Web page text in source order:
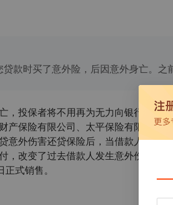
款时买了意外险，后因意外身亡。之
，投保者将不用再为无力向银行还贷
产保险有限公司、太平保险有限公司
意外伤害还贷保险后，当借款人因意
，改变了过去借款人发生意外伤害后
式销售。